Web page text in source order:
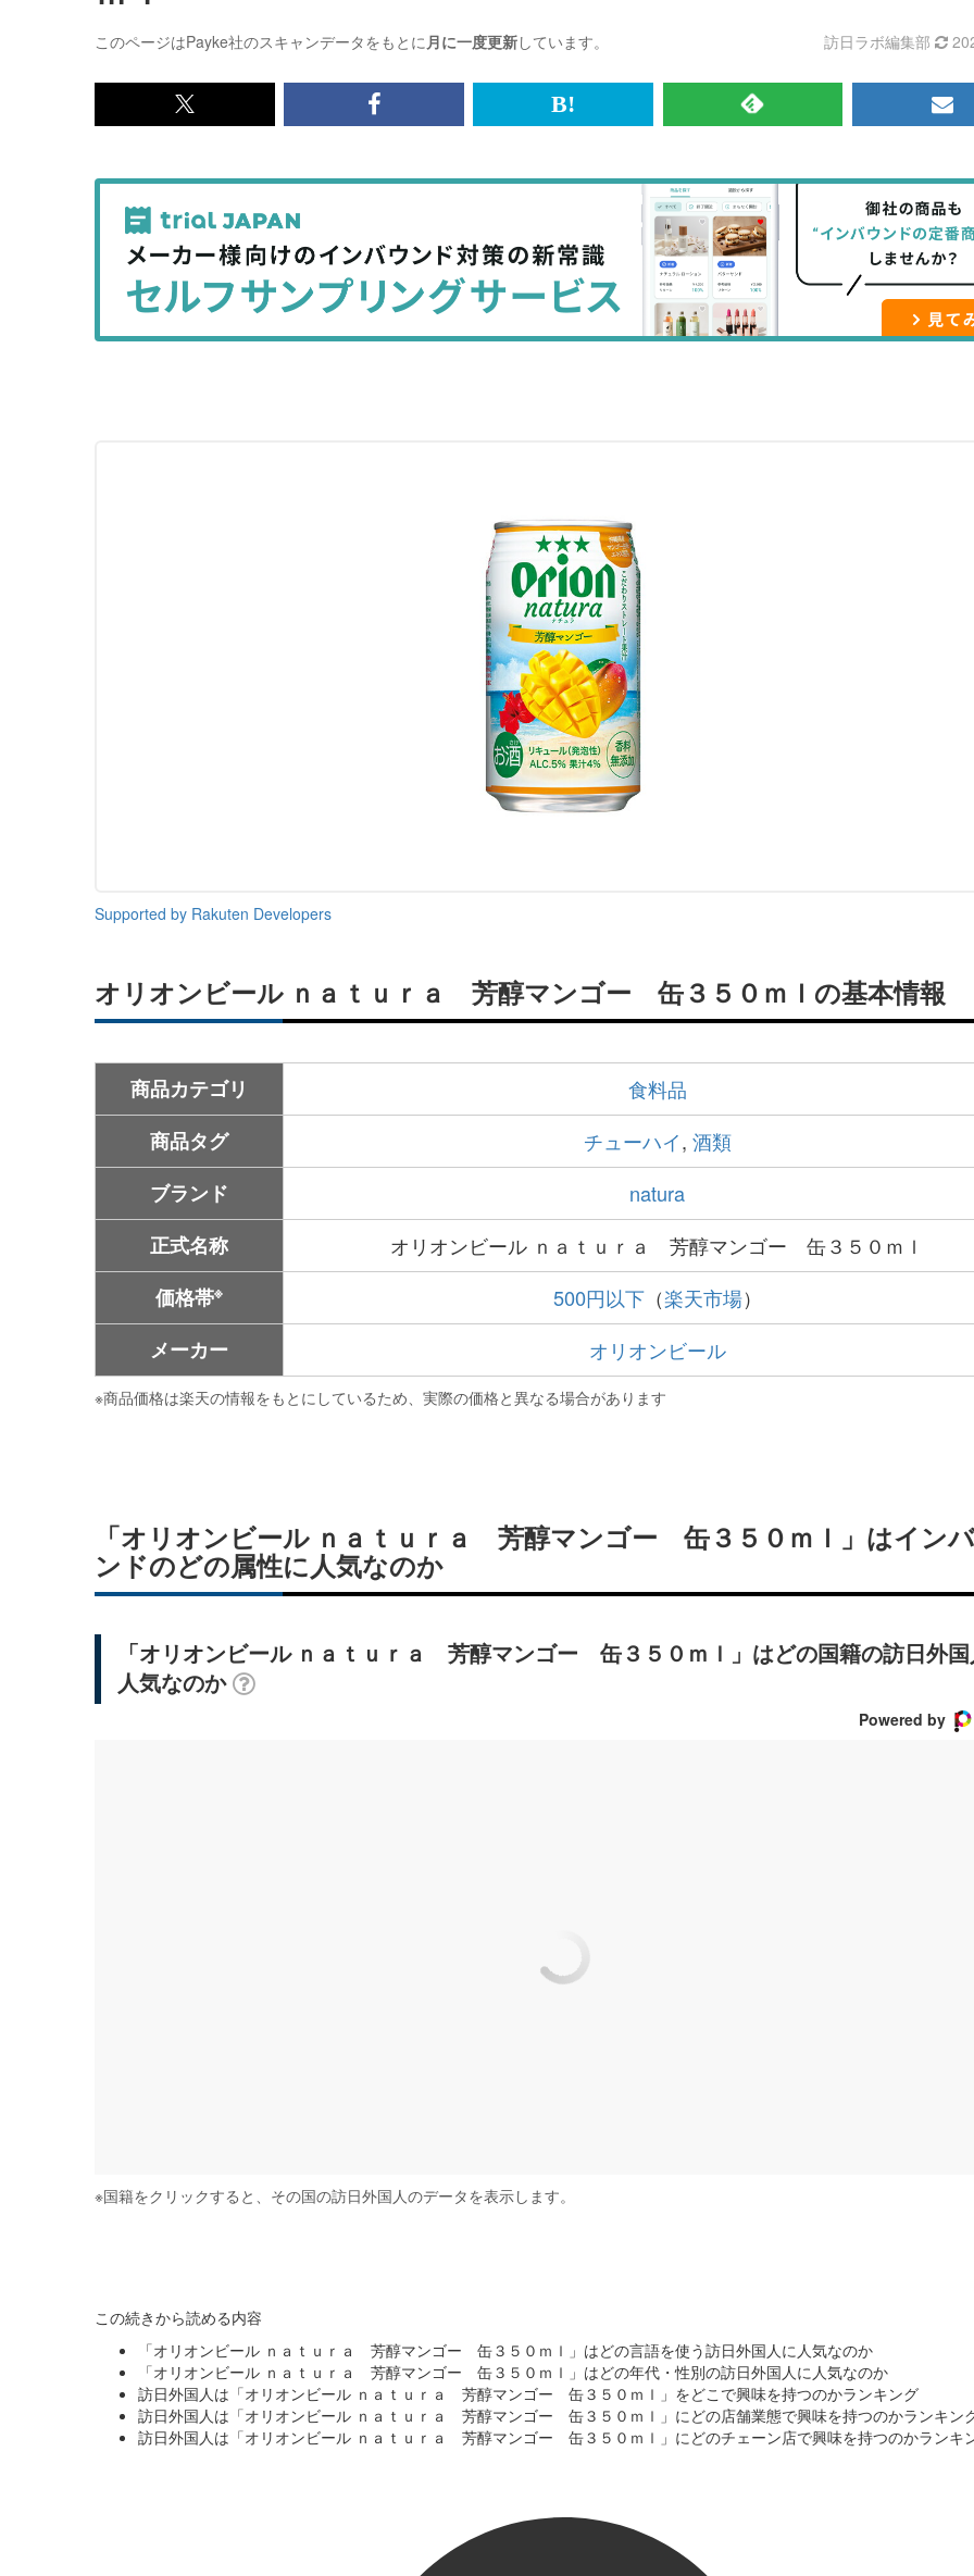
このページはPayke社のスキャンデータをもとに 月に一度更新しています。 訪日ラボ編集部
x<br>
記
事
を
シ
ェ
Facebook<br>
記
を
シ
ェ
は
な
ッ
ク
マ
RSS
記
事
を
購
読
メ
マ
ガ
登
録
す
Supported by Rakuten Developers
オリオンビール ｎａｔｕｒａ 芳醇マンゴー 缶３５０ｍｌの基本情報
商品カテゴリ
食料品
商品タグ
チューハイ, 酒類
ブランド
natura
正式名称
オリオンビール ｎａｔｕｒａ 芳醇マンゴー 缶３５０ｍｌ
価格帯※ 500円以下（楽天市場）
メーカー
オリオンビール
※商品価格は楽天の情報をもとにしているため、実際の価格と異なる場合があります
「オリオンビール ｎａｔｕｒａ 芳醇マンゴー 缶３５０ｍｌ」はイン
ンドのどの属性に人気なのか
「オリオンビール ｎａｔｕｒａ 芳醇マンゴー 缶３５０ｍｌ」はどの国籍の訪日外
人気なのか
Powered by
※国籍をクリックすると、その国の訪日外国人のデータを表示します。
この続きから読める内容
「オリオンビール ｎａｔｕｒａ 芳醇マンゴー 缶３５０ｍｌ」はどの言語を使う訪日外国人に人気なのか
「オリオンビール ｎａｔｕｒａ 芳醇マンゴー 缶３５０ｍｌ」はどの年代・性別の訪日外国人に人気なのか
訪日外国人は「オリオンビール ｎａｔｕｒａ 芳醇マンゴー 缶３５０ｍｌ」をどこで興味を持つのかランキング
訪日外国人は「オリオンビール ｎａｔｕｒａ 芳醇マンゴー 缶３５０ｍｌ」にどの店舗業態で興味を持つのかランキン
訪日外国人は「オリオンビール ｎａｔｕｒａ 芳醇マンゴー 缶３５０ｍｌ」にどのチェーン店で興味を持つのかランキ